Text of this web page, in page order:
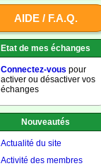
AIDE / F.A.Q.
Etat de mes échanges
Connectez-vous pour
activer ou désactiver vos
échanges
Nouveautés
Actualité du site
Activité des membres